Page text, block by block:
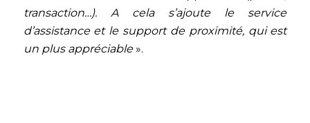
transaction…). A cela s’ajoute le service
d’assistance et le support de proximité, qui est
un plus appréciable».